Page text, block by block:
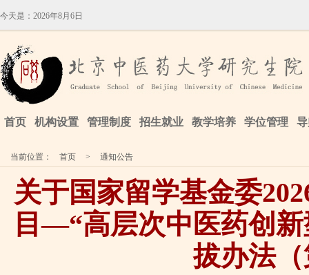
今天是： 2026年8月6日
首页 机构设置 管理制度 招生就业 教学培养 学位管理
当前位置： 首页 > 通知公告
关于国家留学基金委
目—“高层次中医药创
拔办法